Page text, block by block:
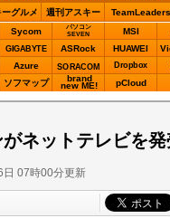
ーグルメ 週刊アスキー TeamLeaders
Sycom
パソコン
SEVEN
MSI
GIGABYTE ASRock HUAWEI
Azure SORACOM Dropbox
ソフマップ brand
new ME! pCloud
がネットテレビを
07時00分更新